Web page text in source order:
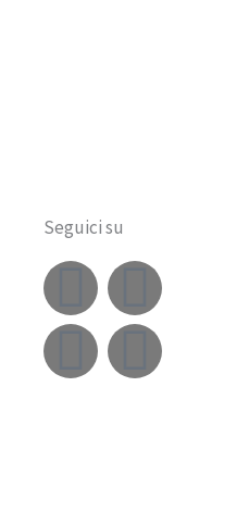
Seguici su
F
a
c
I
n
s
Y
o
u
T
i
k